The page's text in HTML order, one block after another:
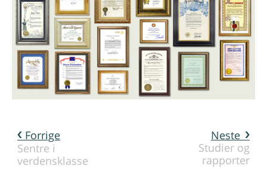
Neste
Studier og
rapporter
Forrige
Sentre i
verdensklasse